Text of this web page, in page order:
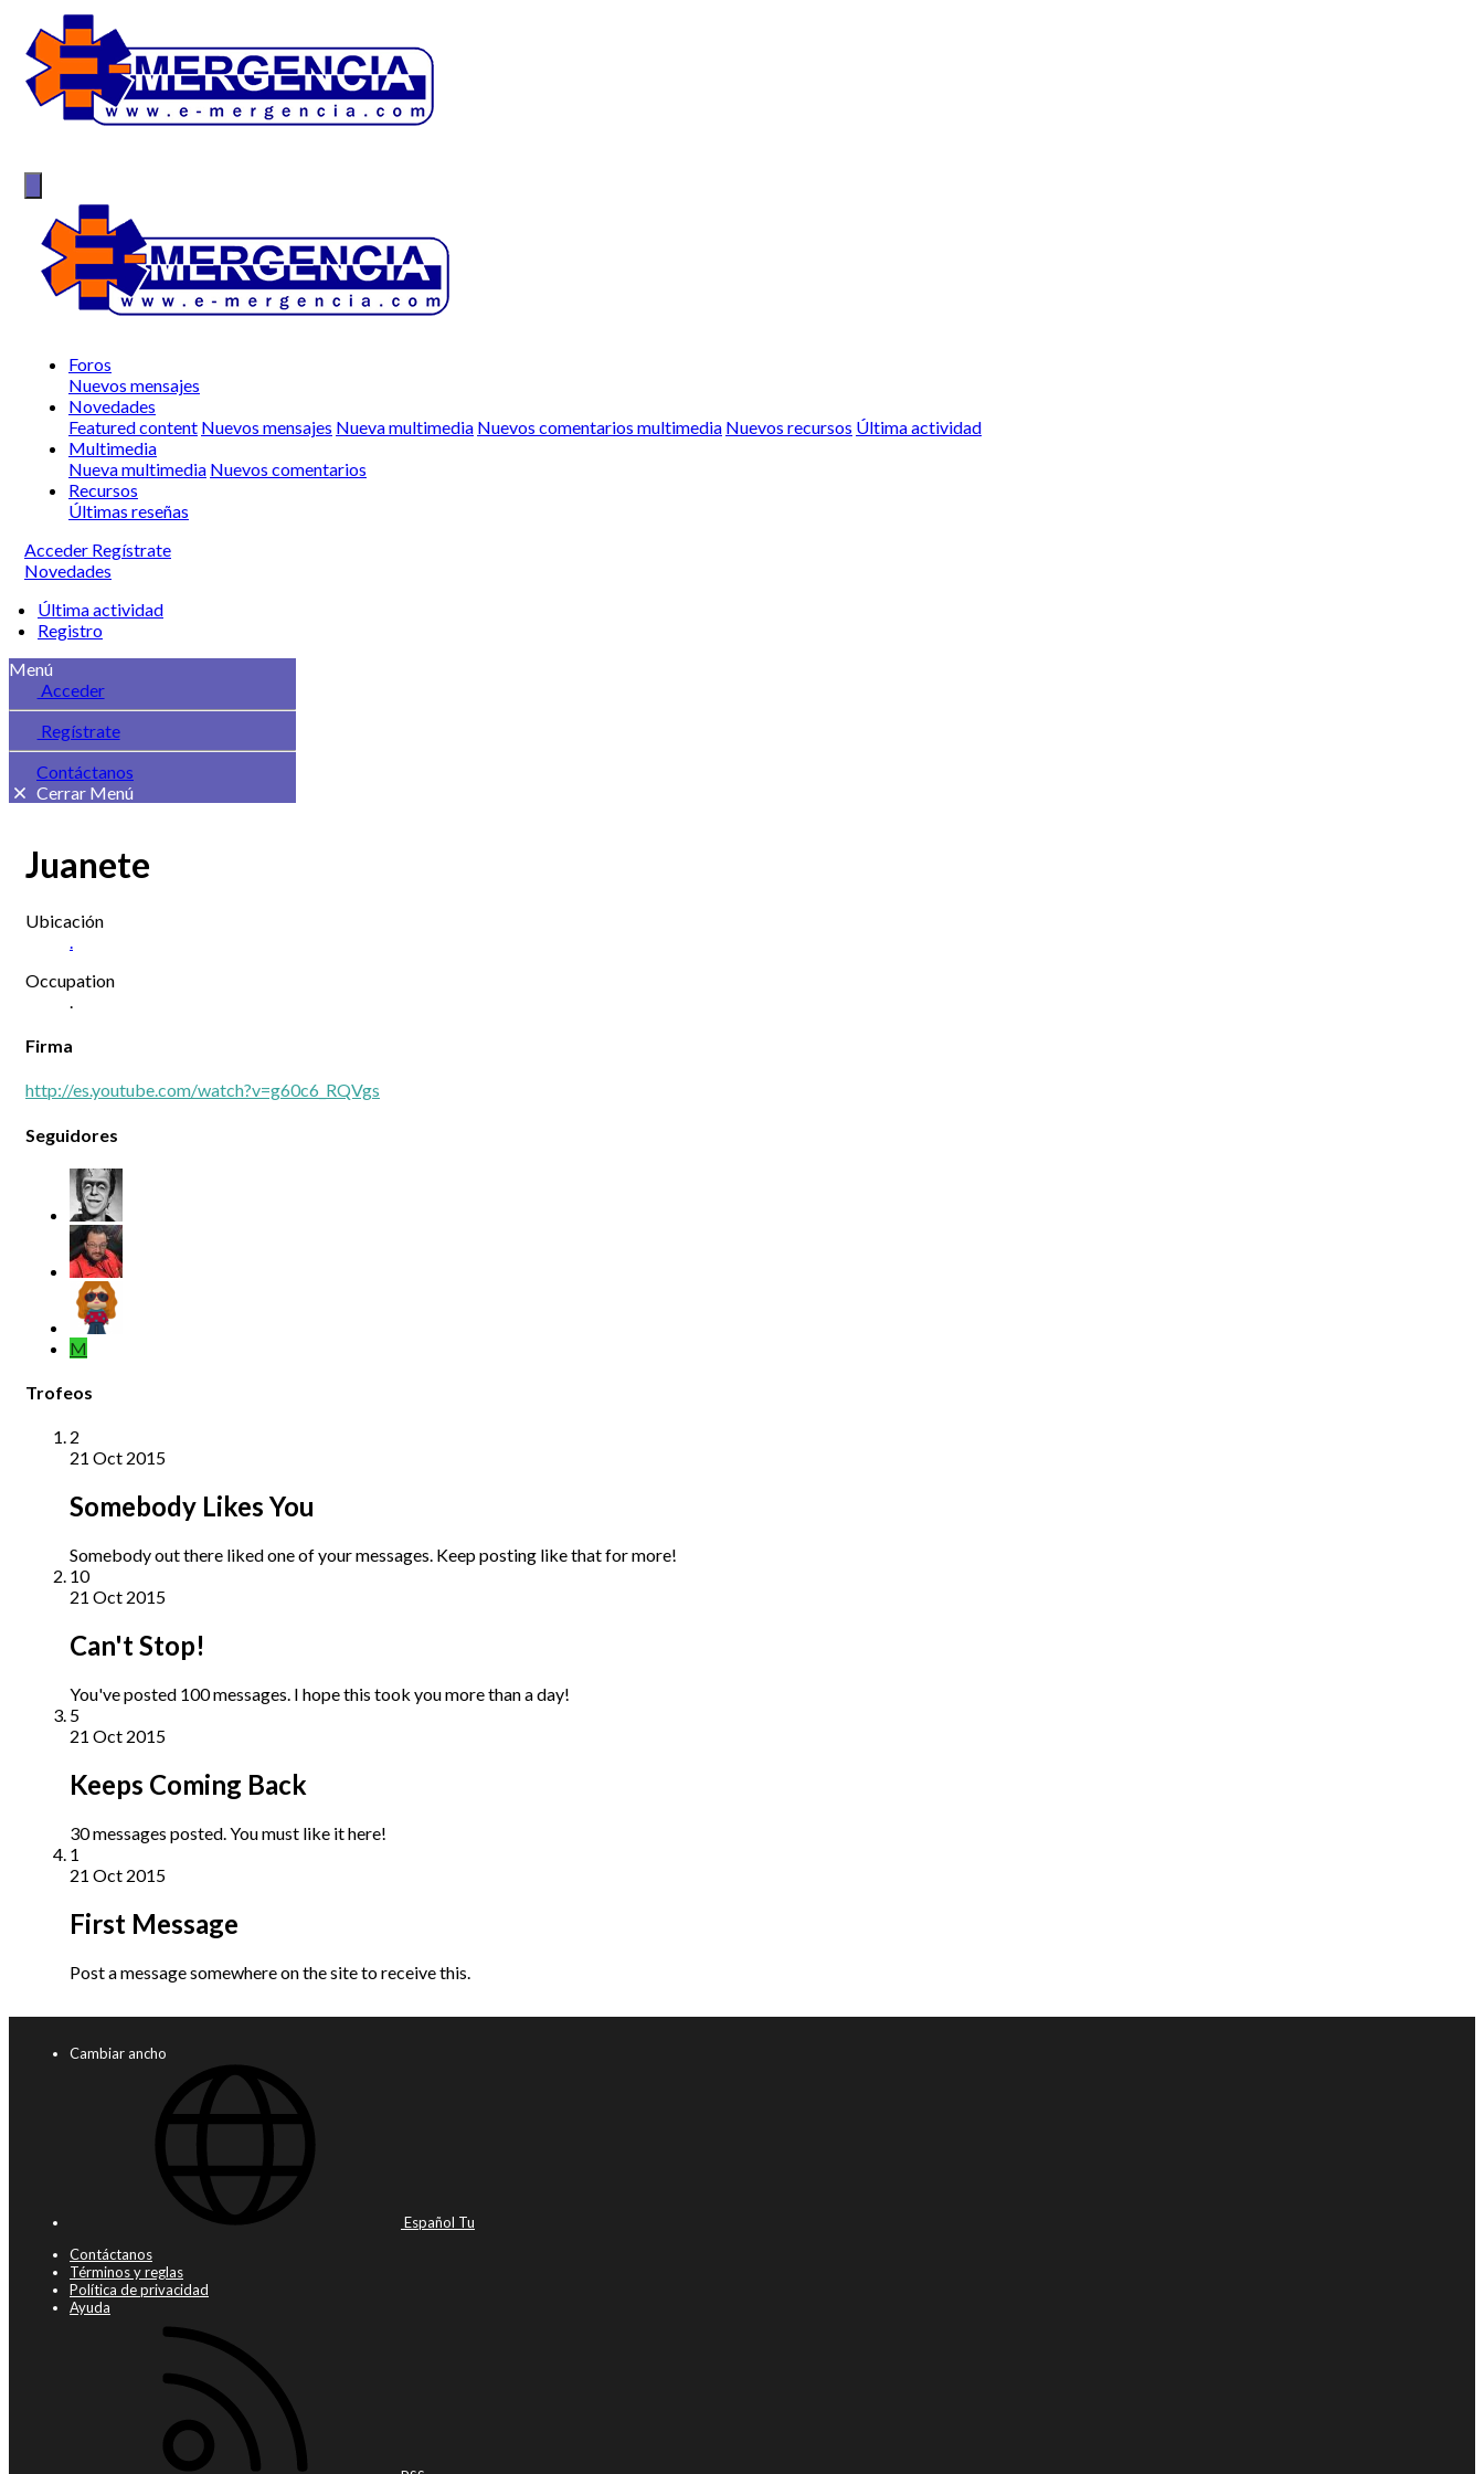
Foros
Nuevos mensajes
Novedades
Featured content Nuevos mensajes Nueva multimedia Nuevos comentarios multimedia Nuevos recursos Última actividad
Multimedia
Nueva multimedia Nuevos comentarios
Recursos
Últimas reseñas
Acceder Regístrate
Novedades
Última actividad
Registro
Menú
Acceder
Regístrate
Contáctanos
Cerrar Menú
Juanete
Ubicación
.
Occupation
.
Firma
http://es.youtube.com/watch?v=g60c6_RQVgs
Seguidores
M
Trofeos
2
21 Oct 2015
Somebody Likes You
Somebody out there liked one of your messages. Keep posting like that for more!
10
21 Oct 2015
Can't Stop!
You've posted 100 messages. I hope this took you more than a day!
5
21 Oct 2015
Keeps Coming Back
30 messages posted. You must like it here!
1
21 Oct 2015
First Message
Post a message somewhere on the site to receive this.
Cambiar ancho
Español Tu
Contáctanos
Términos y reglas
Política de privacidad
Ayuda